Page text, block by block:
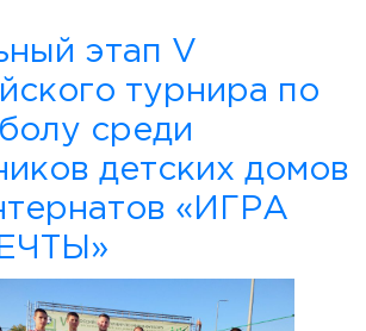
этап V
турнира по
среди
детских домов
«ИГРА